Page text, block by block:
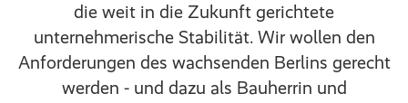
die weit in die Zukunft gerichtete
unternehmerische Stabilität. Wir wollen den
Anforderungen des wachsenden Berlins gerecht
werden - und dazu als Bauherrin und